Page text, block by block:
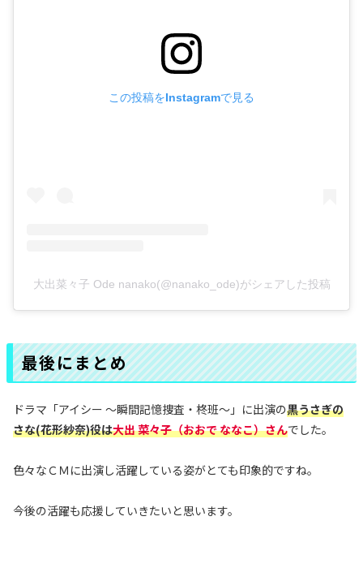
この投稿をInstagramで見る
大出菜々子 Ode nanako(@nanako_ode)がシェアした投稿
最後にまとめ
ドラマ「アイシー 〜瞬間記憶捜査・柊班〜」に出演の黒うさぎの
さな(花形紗奈)役は大出 菜々子（おおで ななこ）さんでした。
色々なＣＭに出演し活躍している姿がとても印象的ですね。
今後の活躍も応援していきたいと思います。